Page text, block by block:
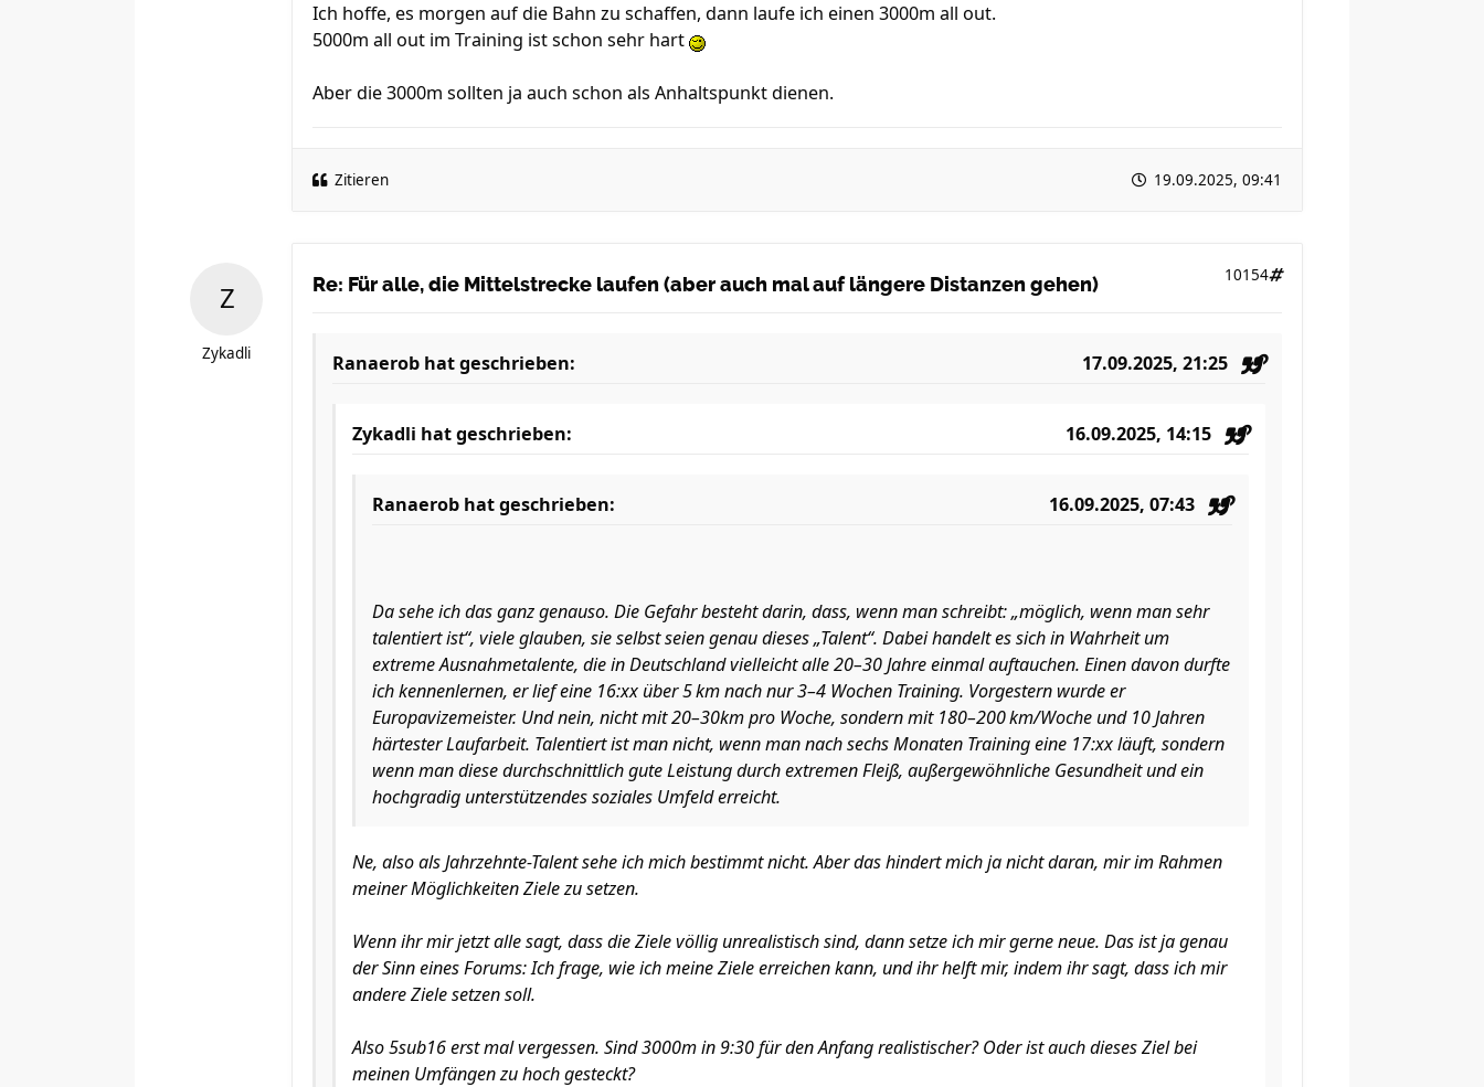
Ich hoffe, es morgen auf die Bahn zu schaffen, dann laufe ich einen 3000m all out.
5000m all out im Training ist schon sehr hart
Aber die 3000m sollten ja auch schon als Anhaltspunkt dienen.
Zitieren 19.09.2025, 09:41
Zykadli
Re: Für alle, die Mittelstrecke laufen (aber auch mal auf längere Distanzen gehen) 10154
Ranaerob hat geschrieben: 17.09.2025, 21:25
Zykadli hat geschrieben: 16.09.2025, 14:15
Ranaerob hat geschrieben: 16.09.2025, 07:43
Da sehe ich das ganz genauso. Die Gefahr besteht darin, dass, wenn man schreibt: „möglich, wenn man sehr
talentiert ist“, viele glauben, sie selbst seien genau dieses „Talent“. Dabei handelt es sich in Wahrheit um
extreme Ausnahmetalente, die in Deutschland vielleicht alle 20–30 Jahre einmal auftauchen. Einen davon durfte
ich kennenlernen, er lief eine 16:xx über 5 km nach nur 3–4 Wochen Training. Vorgestern wurde er
Europavizemeister. Und nein, nicht mit 20–30km pro Woche, sondern mit 180–200 km/Woche und 10 Jahren
härtester Laufarbeit. Talentiert ist man nicht, wenn man nach sechs Monaten Training eine 17:xx läuft, sondern
wenn man diese durchschnittlich gute Leistung durch extremen Fleiß, außergewöhnliche Gesundheit und ein
hochgradig unterstützendes soziales Umfeld erreicht.
Ne, also als Jahrzehnte-Talent sehe ich mich bestimmt nicht. Aber das hindert mich ja nicht daran, mir im Rahmen
meiner Möglichkeiten Ziele zu setzen.
Wenn ihr mir jetzt alle sagt, dass die Ziele völlig unrealistisch sind, dann setze ich mir gerne neue. Das ist ja genau
der Sinn eines Forums: Ich frage, wie ich meine Ziele erreichen kann, und ihr helft mir, indem ihr sagt, dass ich mir
andere Ziele setzen soll.
Also 5sub16 erst mal vergessen. Sind 3000m in 9:30 für den Anfang realistischer? Oder ist auch dieses Ziel bei
meinen Umfängen zu hoch gesteckt?